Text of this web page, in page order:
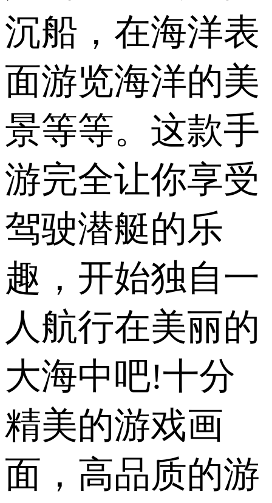
沉船，在海洋表
面游览海洋的美
景等等。这款手
游完全让你享受
驾驶潜艇的乐
趣，开始独自一
人航行在美丽的
大海中吧!十分
精美的游戏画
面，高品质的游